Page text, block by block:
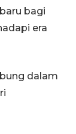
bagi
era
dalam